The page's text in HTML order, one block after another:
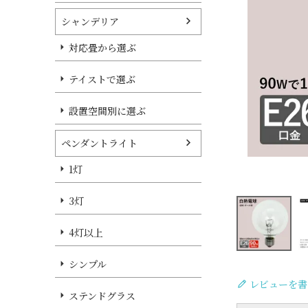
シャンデリア
対応畳から選ぶ
テイストで選ぶ
設置空間別に選ぶ
ペンダントライト
1灯
3灯
4灯以上
シンプル
ステンドグラス
レビューを